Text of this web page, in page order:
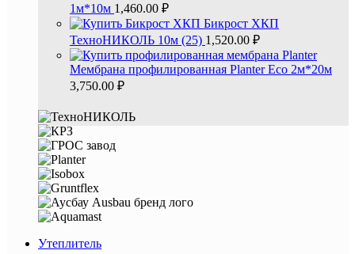
1м*10м 1,460.00 ₽
Бикpоcт XКП
ТехноНИКОЛЬ 10м (25) 1,520.00 ₽
Мембрана профилированная Planter Eco 2м*20м
3,750.00 ₽
Утеплитель